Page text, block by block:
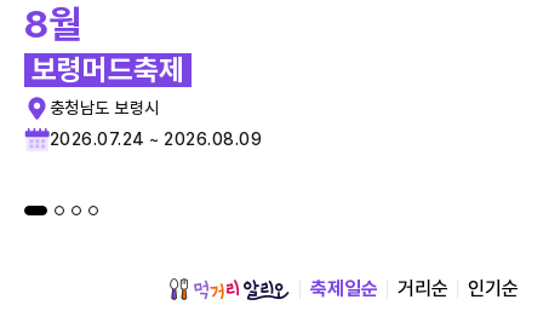
8월
보령머드축제
충청남도 보령시
2026.07.24 ~ 2026.08.09
축제일순 거리순 인기순